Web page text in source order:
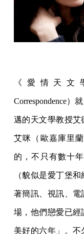
《愛情天文學
Correspondence）
邁的天文學教授艾
艾咪（歐嘉庫里
的，不只有數十
（貌似是愛丁堡
著簡訊、視訊、電
場，他們戀愛已
美好的六年」。